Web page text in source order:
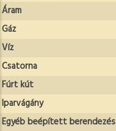
Áram
Gáz
Víz
Csatorna
Fúrt kút
Iparvágány
Egyéb beépített berendezés